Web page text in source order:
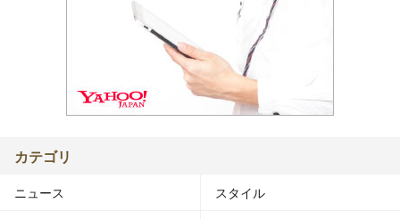
カテゴリ
ニュース スタイル